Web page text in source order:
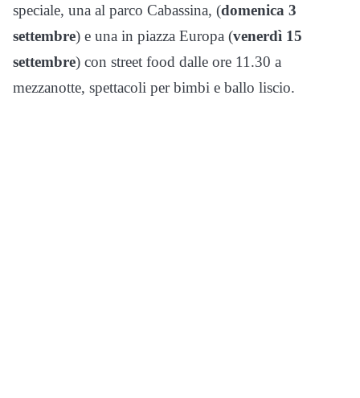
speciale, una al parco Cabassina, (domenica 3
settembre) e una in piazza Europa (venerdì 15
settembre) con street food dalle ore 11.30 a
mezzanotte, spettacoli per bimbi e ballo liscio.